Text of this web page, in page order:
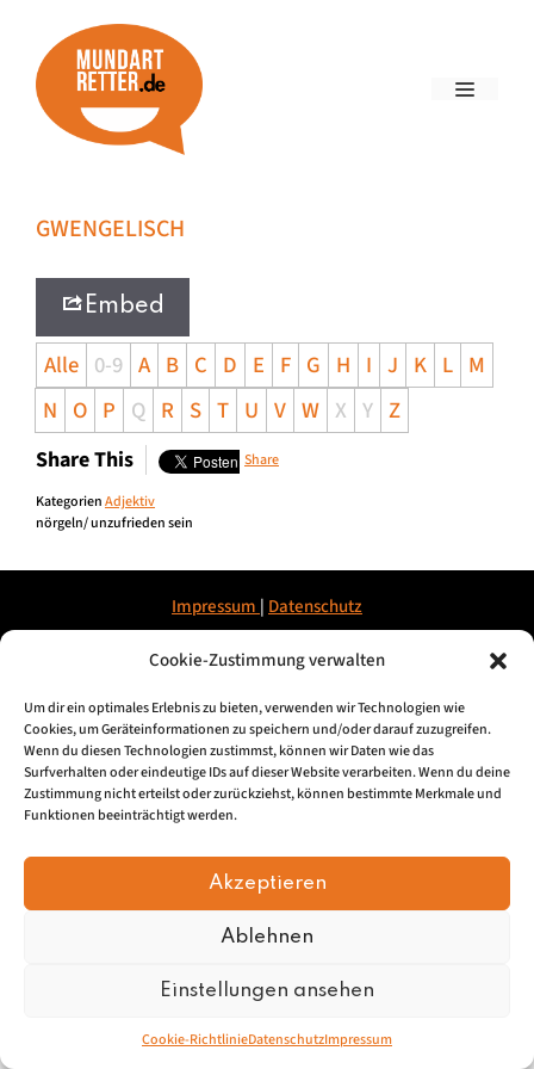
Cookie-Zustimmung verwalten
Um dir ein optimales Erlebnis zu bieten, verwenden wir Technologien wie
Cookies, um Geräteinformationen zu speichern und/oder darauf zuzugreifen.
Wenn du diesen Technologien zustimmst, können wir Daten wie das
Surfverhalten oder eindeutige IDs auf dieser Website verarbeiten. Wenn du deine
Zustimmung nicht erteilst oder zurückziehst, können bestimmte Merkmale und
Funktionen beeinträchtigt werden.
Akzeptieren
Ablehnen
Einstellungen ansehen
Cookie-RichtlinieDatenschutzImpressum
GWENGELISCH
Embed
Alle 0-9 A B C D E F G H I J K L M
N O P Q R S T U V W X Y Z
Share This Share
KategorienAdjektiv
nörgeln/ unzufrieden sein
Impressum | Datenschutz
© 2026, Mundartretter.de